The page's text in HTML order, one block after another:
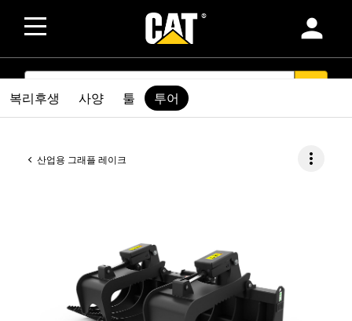
person
SEARCH
산업용 그래플 레이크 more_vert
복리후생 사양 툴 투어